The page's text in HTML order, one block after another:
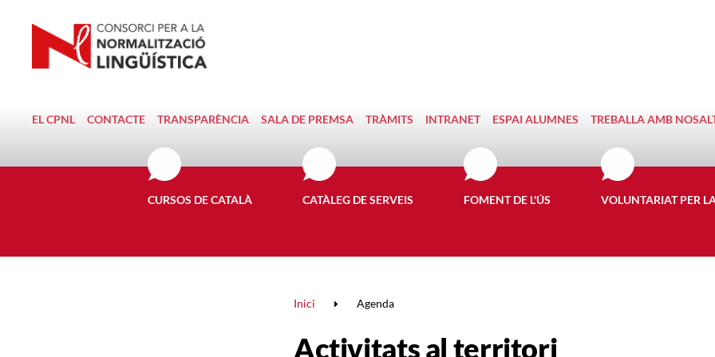
EL CPNL CONTACTE TRANSPARÈNCIA SALA DE PREMSA TRÀMITS INTRANET ESPAI ALUMNES TREBALLA AMB
CURSOS DE CATALÀ CATÀLEG DE SERVEIS FOMENT DE L'ÚS VOLUNTARIAT PER
Inici Agenda
Activitats al territori